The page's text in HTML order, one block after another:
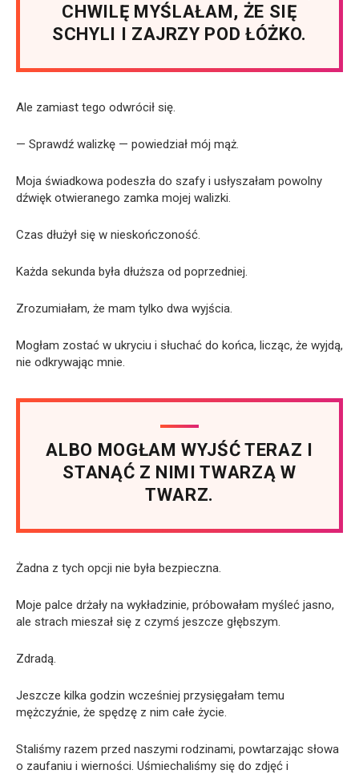
CHWILĘ MYŚLAŁAM, ŻE SIĘ
SCHYLI I ZAJRZY POD ŁÓŻKO.
Ale zamiast tego odwrócił się.
— Sprawdź walizkę — powiedział mój mąż.
Moja świadkowa podeszła do szafy i usłyszałam powolny
dźwięk otwieranego zamka mojej walizki.
Czas dłużył się w nieskończoność.
Każda sekunda była dłuższa od poprzedniej.
Zrozumiałam, że mam tylko dwa wyjścia.
Mogłam zostać w ukryciu i słuchać do końca, licząc, że wyjdą,
nie odkrywając mnie.
ALBO MOGŁAM WYJŚĆ TERAZ I
STANĄĆ Z NIMI TWARZĄ W
TWARZ.
Żadna z tych opcji nie była bezpieczna.
Moje palce drżały na wykładzinie, próbowałam myśleć jasno,
ale strach mieszał się z czymś jeszcze głębszym.
Zdradą.
Jeszcze kilka godzin wcześniej przysięgałam temu
mężczyźnie, że spędzę z nim całe życie.
Staliśmy razem przed naszymi rodzinami, powtarzając słowa
o zaufaniu i wierności. Uśmiechaliśmy się do zdjęć i